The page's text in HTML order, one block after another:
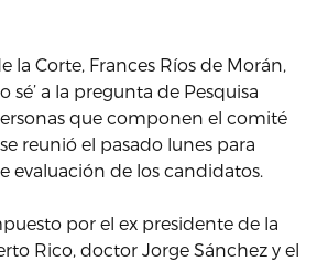
la Corte, Frances Ríos de Morán,
sé’ a la pregunta de Pesquisa
que componen el comité
reunió el pasado lunes para
evaluación de los candidatos.
por el ex presidente de la
Rico, doctor Jorge Sánchez y el